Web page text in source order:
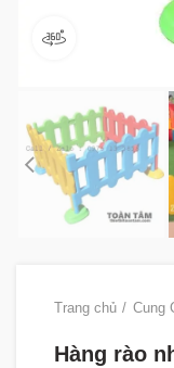
360 product
Trang chủ Cung
Hàng rào